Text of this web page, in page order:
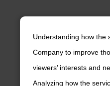
Understanding how the
Company to improve
viewers’ interests and
Analyzing how the